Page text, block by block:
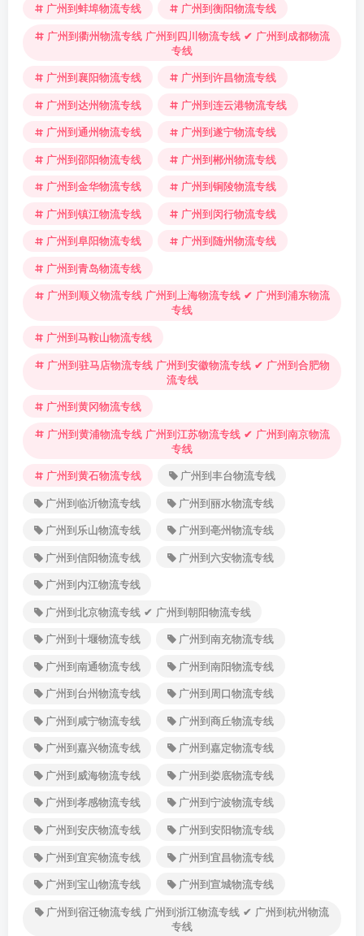
广州到蚌埠物流专线
广州到衡阳物流专线
广州到衢州物流专线 广州到四川物流专线 ✔ 广州到成都物流
专线
广州到襄阳物流专线
广州到许昌物流专线
广州到达州物流专线
广州到连云港物流专线
广州到通州物流专线
广州到遂宁物流专线
广州到邵阳物流专线
广州到郴州物流专线
广州到金华物流专线
广州到铜陵物流专线
广州到镇江物流专线
广州到闵行物流专线
广州到阜阳物流专线
广州到随州物流专线
广州到青岛物流专线
广州到顺义物流专线 广州到上海物流专线 ✔ 广州到浦东物流
专线
广州到马鞍山物流专线
广州到驻马店物流专线 广州到安徽物流专线 ✔ 广州到合肥物
流专线
广州到黄冈物流专线
广州到黄浦物流专线 广州到江苏物流专线 ✔ 广州到南京物流
专线
广州到黄石物流专线
广州到丰台物流专线
广州到临沂物流专线
广州到丽水物流专线
广州到乐山物流专线
广州到亳州物流专线
广州到信阳物流专线
广州到六安物流专线
广州到内江物流专线
广州到北京物流专线 ✔ 广州到朝阳物流专线
广州到十堰物流专线
广州到南充物流专线
广州到南通物流专线
广州到南阳物流专线
广州到台州物流专线
广州到周口物流专线
广州到咸宁物流专线
广州到商丘物流专线
广州到嘉兴物流专线
广州到嘉定物流专线
广州到威海物流专线
广州到娄底物流专线
广州到孝感物流专线
广州到宁波物流专线
广州到安庆物流专线
广州到安阳物流专线
广州到宜宾物流专线
广州到宜昌物流专线
广州到宝山物流专线
广州到宣城物流专线
广州到宿迁物流专线 广州到浙江物流专线 ✔ 广州到杭州物流
专线